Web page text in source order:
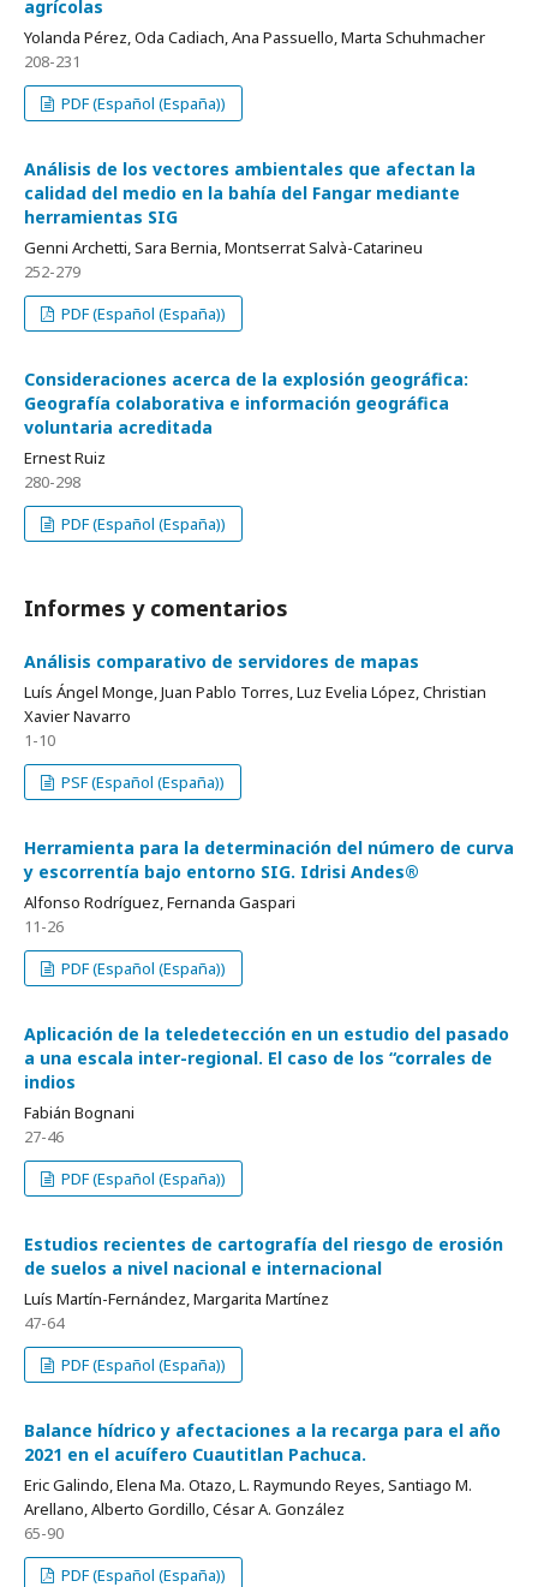
agrícolas
Yolanda Pérez, Oda Cadiach, Ana Passuello, Marta Schuhmacher
208-231
PDF (Español (España))
Análisis de los vectores ambientales que afectan la
calidad del medio en la bahía del Fangar mediante
herramientas SIG
Genni Archetti, Sara Bernia, Montserrat Salvà-Catarineu
252-279
PDF (Español (España))
Consideraciones acerca de la explosión geográfica:
Geografía colaborativa e información geográfica
voluntaria acreditada
Ernest Ruiz
280-298
PDF (Español (España))
Informes y comentarios
Análisis comparativo de servidores de mapas
Luís Ángel Monge, Juan Pablo Torres, Luz Evelia López, Christian
Xavier Navarro
1-10
PSF (Español (España))
Herramienta para la determinación del número de curva
y escorrentía bajo entorno SIG. Idrisi Andes®
Alfonso Rodríguez, Fernanda Gaspari
11-26
PDF (Español (España))
Aplicación de la teledetección en un estudio del pasado
a una escala inter-regional. El caso de los “corrales de
indios
Fabián Bognani
27-46
PDF (Español (España))
Estudios recientes de cartografía del riesgo de erosión
de suelos a nivel nacional e internacional
Luís Martín-Fernández, Margarita Martínez
47-64
PDF (Español (España))
Balance hídrico y afectaciones a la recarga para el año
2021 en el acuífero Cuautitlan Pachuca.
Eric Galindo, Elena Ma. Otazo, L. Raymundo Reyes, Santiago M.
Arellano, Alberto Gordillo, César A. González
65-90
PDF (Español (España))